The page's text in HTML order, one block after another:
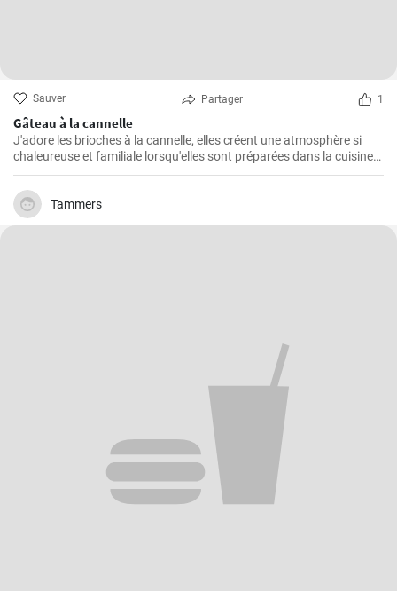
Sauver Partager 1
Gâteau à la cannelle
J'adore les brioches à la cannelle, elles créent une atmosphère si
chaleureuse et familiale lorsqu'elles sont préparées dans la cuisine.
Je pense que ce gâteau est l'un des plus faciles à préparer et qu'il
remporte toujours un franc succès auprès de ma famille. Non
seulement il est délicieux, mais il est également cher à mon cœur en
raison de sa simplicité de préparation.
Tammers